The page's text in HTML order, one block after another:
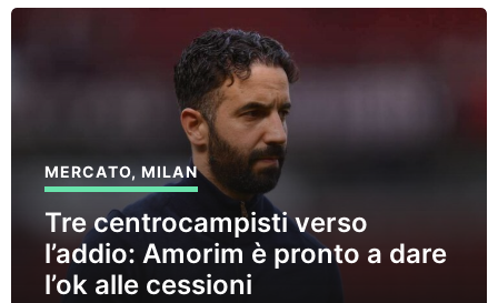
MERCATO,MILAN
Tre centrocampisti verso
l’addio: Amorim è pronto a dare
l’ok alle cessioni